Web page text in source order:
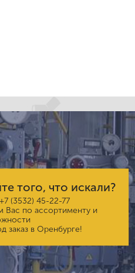
того, что искали?
+7 (3532) 45-22-77
Вас по ассортименту и
заказ в Оренбурге!